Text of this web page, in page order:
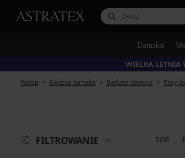
Damska
WIELKA LETNIA
Wstęp Bielizna damska Bielizna damska Pasy
FILTROWANIE TOP